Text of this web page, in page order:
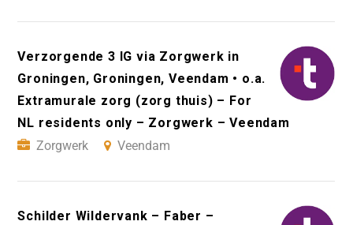
Verzorgende 3 IG via Zorgwerk in
Groningen, Groningen, Veendam • o.a.
Extramurale zorg (zorg thuis) – For
NL residents only – Zorgwerk – Veendam
Zorgwerk
Veendam
Schilder Wildervank – Faber –